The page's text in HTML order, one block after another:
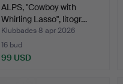
ALPS, "Cowboy with
Whirling Lasso", litogr…
Klubbades 8 apr 2026
16 bud
99 USD